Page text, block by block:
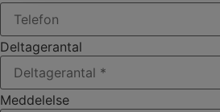
Deltagerantal
Meddelelse